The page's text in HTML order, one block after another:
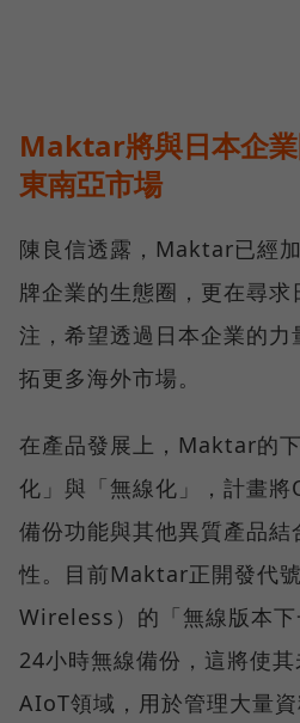
Maktar將與日本企
東南亞市場
陳良信透露，Maktar已經
牌企業的生態圈，更在尋求
注，希望透過日本企業的力
拓更多海外市場。
在產品發展上，Maktar的
化」與「無線化」，計畫
備份功能與其他異質產品結
性。目前Maktar正開發代
Wireless）的「無線版本
24小時無線備份，這將使
AIoT領域，用於管理大量